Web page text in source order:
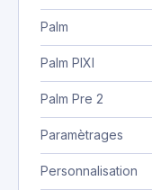
Palm
Palm PIXI
Palm Pre 2
Paramètrages
Personnalisation